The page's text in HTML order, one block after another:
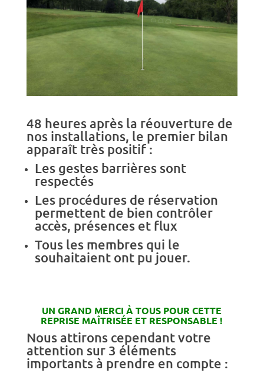
48 heures après la réouverture de
nos installations, le premier bilan
apparaît très positif :
Les gestes barrières sont
respectés
Les procédures de réservation
permettent de bien contrôler
accès, présences et flux
Tous les membres qui le
souhaitaient ont pu jouer.
UN GRAND MERCI À TOUS POUR CETTE
REPRISE MAÎTRISÉE ET RESPONSABLE !
Nous attirons cependant votre
attention sur 3 éléments
importants à prendre en compte :